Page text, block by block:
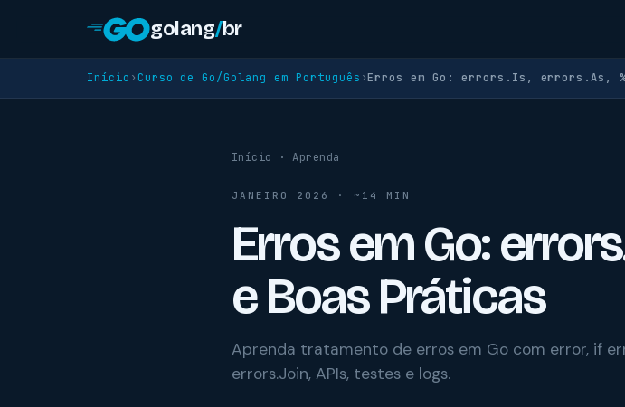
golang/br
Início › Curso de Go/Golang em Português ›Erros em Go: errors.Is, errors.As,
Início ·Aprenda
JANEIRO 2026 · ~14 MIN
Erros em Go:
e Boas Práticas
Aprenda tratamento de erros em Go com error, if
errors.Join, APIs, testes e logs.